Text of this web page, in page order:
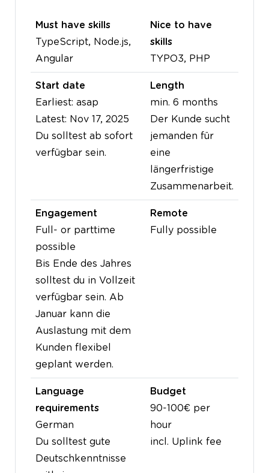
Must have skills
TypeScript, Node.js,
Angular
Nice to have
skills
TYPO3, PHP
Start date
Earliest: asap
Latest: Nov 17, 2025
Du solltest ab sofort
verfügbar sein.
Length
min. 6 months
Der Kunde sucht
jemanden für
eine
längerfristige
Zusammenarbeit.
Engagement
Full- or parttime
possible
Bis Ende des Jahres
solltest du in Vollzeit
verfügbar sein. Ab
Januar kann die
Auslastung mit dem
Kunden flexibel
geplant werden.
Remote
Fully possible
Language
requirements
German
Du solltest gute
Deutschkenntnisse
Budget
90-100€ per
hour
incl. Uplink fee